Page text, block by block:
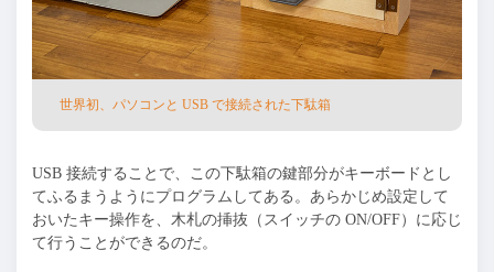
世界初、パソコンと USB で接続された下駄箱
USB 接続することで、この下駄箱の鍵部分がキーボードとし
てふるまうようにプログラムしてある。あらかじめ設定して
おいたキー操作を、⽊札の挿抜（スイッチの ON/OFF）に応じ
て⾏うことができるのだ。